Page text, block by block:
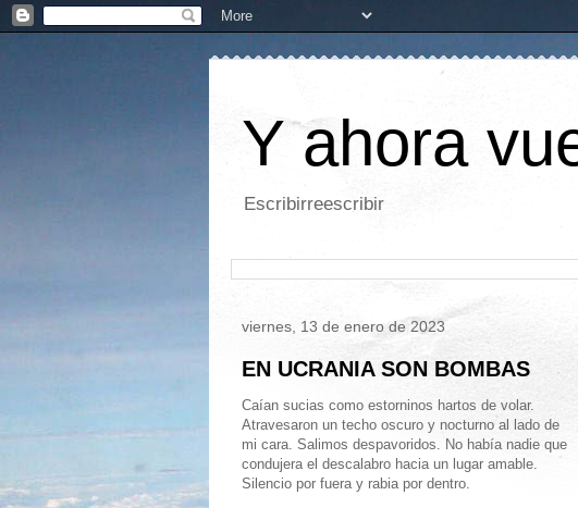
Y ahora
Escribirreescribir
viernes, 13 de enero de 2023
EN UCRANIA SON BOMBAS
Caían sucias como estorninos hartos de volar.
Atravesaron un techo oscuro y nocturno al lado de
mi cara. Salimos despavoridos. No había nadie que
condujera el descalabro hacia un lugar amable.
Silencio por fuera y rabia por dentro.